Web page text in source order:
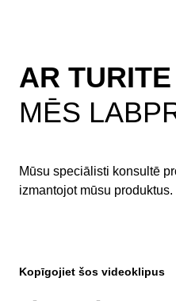
AR
MĒS
Mūsu speciālisti konsultē
izmantojot mūsu produktus.
Kopīgojiet šos videoklipus